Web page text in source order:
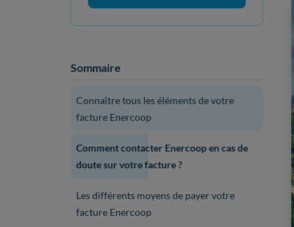
Sommaire
Connaître tous les éléments de votre
facture Enercoop
Comment contacter Enercoop en cas de
doute sur votre facture ?
Les différents moyens de payer votre
facture Enercoop